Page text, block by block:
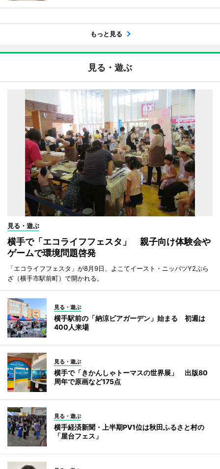
もっと見る
見る・遊ぶ
見る・遊ぶ
横手で「エコライフフェスタ」 親子向け体験会や
ゲームで環境問題啓発
「エコライフフェスタ」が8月9日、よこてイースト・ニッパツY2ぷら
ざ（横手市駅前町）で開かれる。
見る・遊ぶ
横手駅前の「納涼ビアガーデン」始まる 初週は
400人来場
見る・遊ぶ
横手で「きかんしゃトーマスの世界展」 出版80
周年で原画など175点
見る・遊ぶ
横手経済新聞・上半期PV1位は秋田ふるさと村の
「屋台フェス」